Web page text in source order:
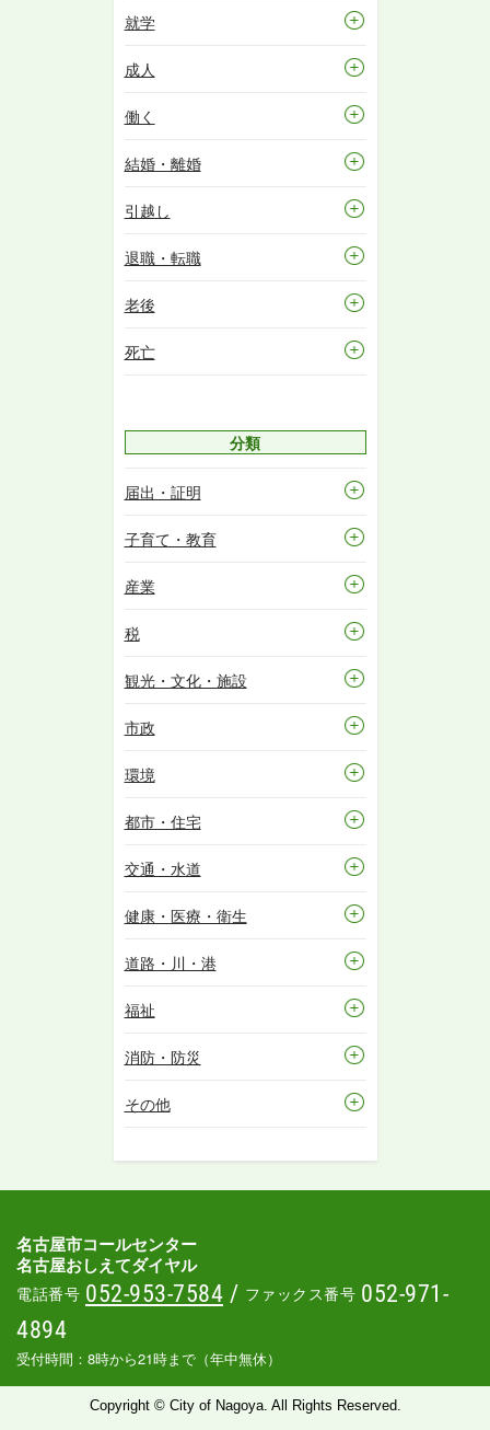
就学
成人
働く
結婚・離婚
引越し
退職・転職
老後
死亡
分類
届出・証明
子育て・教育
産業
税
観光・文化・施設
市政
環境
都市・住宅
交通・水道
健康・医療・衛生
道路・川・港
福祉
消防・防災
その他
名古屋市コールセンター
名古屋おしえてダイヤル
電話番号 052-953-7584 / ファックス番号 052-971-
4894
受付時間：8時から21時まで（年中無休）
Copyright © City of Nagoya. All Rights Reserved.